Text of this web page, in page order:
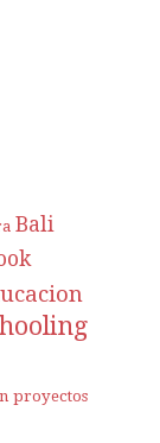
Bali
proyectos